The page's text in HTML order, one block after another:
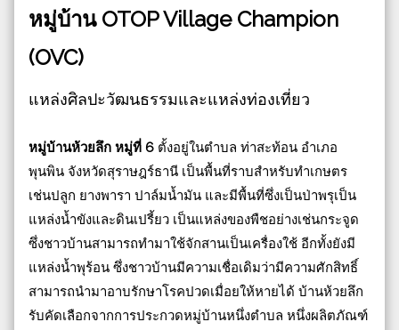
หมู่บ้าน OTOP Village Champion
(OVC)
แหล่งศิลปะวัฒนธรรมและแหล่งท่องเที่ยว
หมู่บ้านห้วยลึก หมู่ที่ 6 ตั้งอยู่ในตำบล ท่าสะท้อน อำเภอ
พุนพิน จังหวัดสุราษฎร์ธานี เป็นพื้นที่ราบสำหรับทำเกษตร
เช่นปลูก ยางพารา ปาล์มน้ำมัน และมีพื้นที่ซึ่งเป็นป่าพรุเป็น
แหล่งน้ำขังและดินเปรี้ยว เป็นแหล่งของพืชอย่างเช่นกระจูด
ซึ่งชาวบ้านสามารถทำมาใช้จักสานเป็นเครื่องใช้ อีกทั้งยังมี
แหล่งน้ำพุร้อน ซึ่งชาวบ้านมีความเชื่อเดิมว่ามีความศักสิทธิ์
สามารถนำมาอาบรักษาโรคปวดเมื่อยให้หายได้ บ้านห้วยลึก
รับคัดเลือกจากการประกวดหมู่บ้านหนึ่งตำบล หนึ่งผลิตภัณฑ์